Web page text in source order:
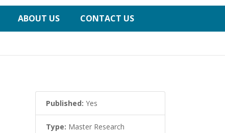
ABOUT US CONTACT US
Published: Yes
Type: Master Research